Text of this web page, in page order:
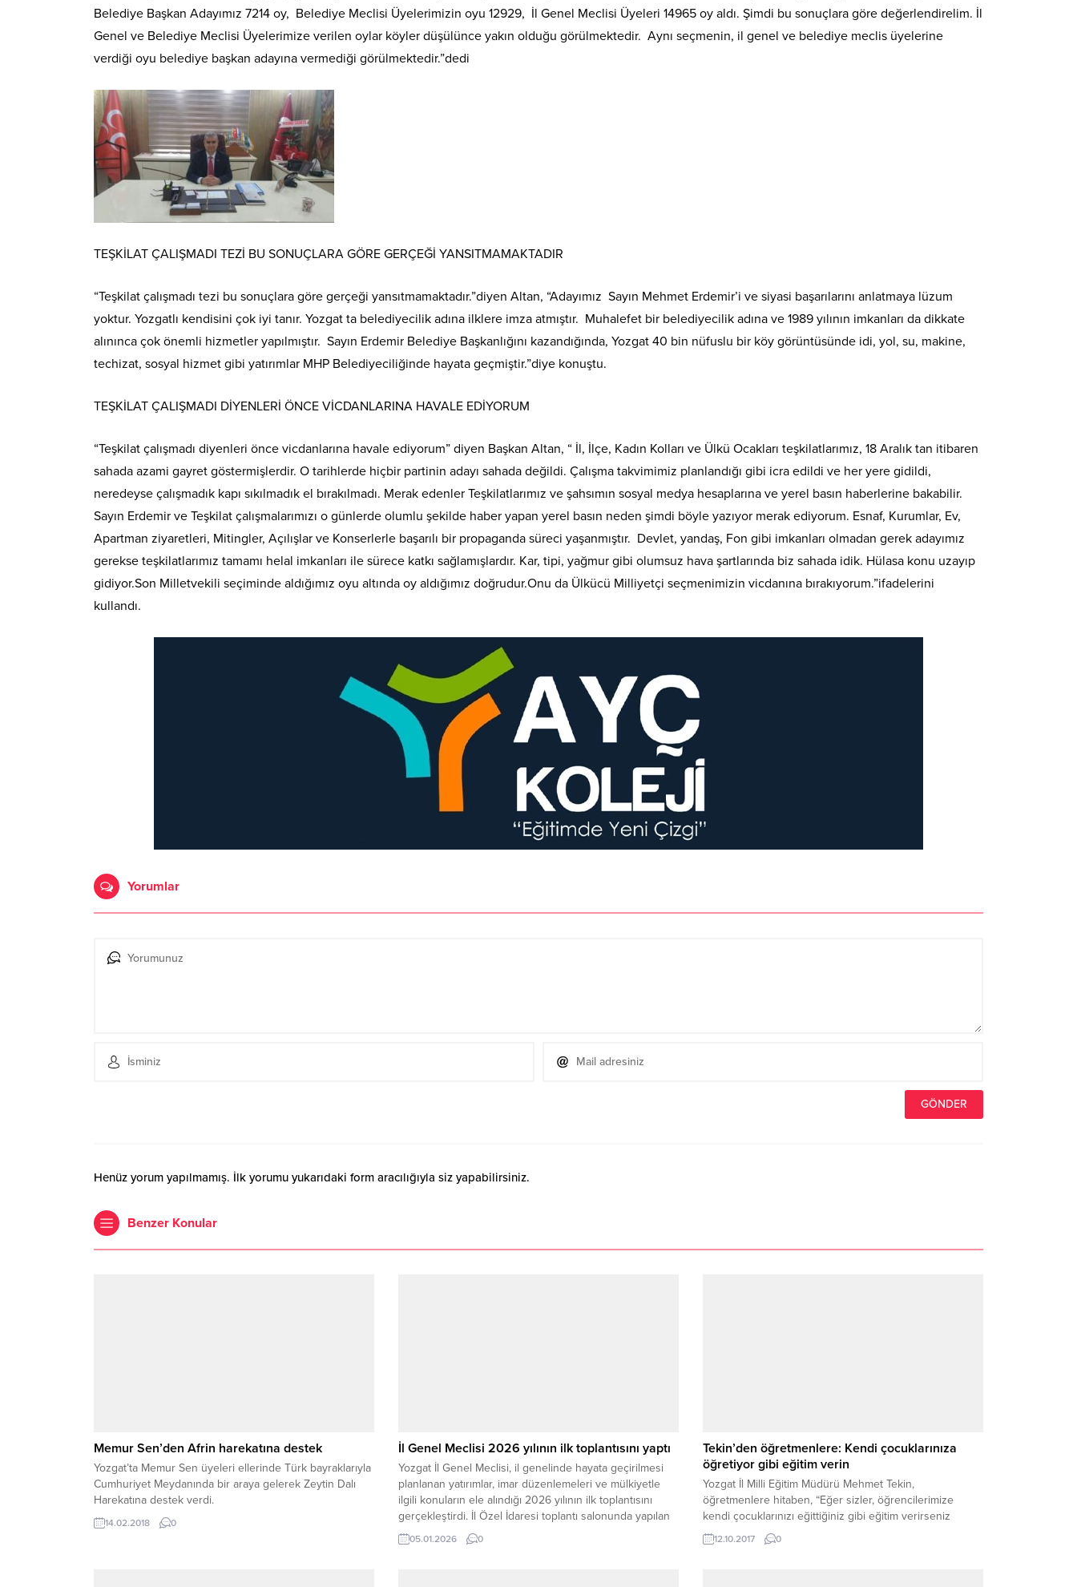
Belediye Başkan Adayımız 7214 oy, Belediye Meclisi Üyelerimizin oyu 12929, İl Genel Meclisi Üyeleri 14965 oy aldı. Şimdi bu sonuçlara göre değerlendirelim. İl
Genel ve Belediye Meclisi Üyelerimize verilen oylar köyler düşülünce yakın olduğu görülmektedir. Aynı seçmenin, il genel ve belediye meclis üyelerine
verdiği oyu belediye başkan adayına vermediği görülmektedir.”dedi
TEŞKİLAT ÇALIŞMADI TEZİ BU SONUÇLARA GÖRE GERÇEĞİ YANSITMAMAKTADIR
“Teşkilat çalışmadı tezi bu sonuçlara göre gerçeği yansıtmamaktadır.”diyen Altan, “Adayımız Sayın Mehmet Erdemir’i ve siyasi başarılarını anlatmaya lüzum
yoktur. Yozgatlı kendisini çok iyi tanır. Yozgat ta belediyecilik adına ilklere imza atmıştır. Muhalefet bir belediyecilik adına ve 1989 yılının imkanları da dikkate
alınınca çok önemli hizmetler yapılmıştır. Sayın Erdemir Belediye Başkanlığını kazandığında, Yozgat 40 bin nüfuslu bir köy görüntüsünde idi, yol, su, makine,
techizat, sosyal hizmet gibi yatırımlar MHP Belediyeciliğinde hayata geçmiştir.”diye konuştu.
TEŞKİLAT ÇALIŞMADI DİYENLERİ ÖNCE VİCDANLARINA HAVALE EDİYORUM
“Teşkilat çalışmadı diyenleri önce vicdanlarına havale ediyorum” diyen Başkan Altan, “ İl, İlçe, Kadın Kolları ve Ülkü Ocakları teşkilatlarımız, 18 Aralık tan itibaren
sahada azami gayret göstermişlerdir. O tarihlerde hiçbir partinin adayı sahada değildi. Çalışma takvimimiz planlandığı gibi icra edildi ve her yere gidildi,
neredeyse çalışmadık kapı sıkılmadık el bırakılmadı. Merak edenler Teşkilatlarımız ve şahsımın sosyal medya hesaplarına ve yerel basın haberlerine bakabilir.
Sayın Erdemir ve Teşkilat çalışmalarımızı o günlerde olumlu şekilde haber yapan yerel basın neden şimdi böyle yazıyor merak ediyorum. Esnaf, Kurumlar, Ev,
Apartman ziyaretleri, Mitingler, Açılışlar ve Konserlerle başarılı bir propaganda süreci yaşanmıştır. Devlet, yandaş, Fon gibi imkanları olmadan gerek adayımız
gerekse teşkilatlarımız tamamı helal imkanları ile sürece katkı sağlamışlardır. Kar, tipi, yağmur gibi olumsuz hava şartlarında biz sahada idik. Hülasa konu uzayıp
gidiyor.Son Milletvekili seçiminde aldığımız oyu altında oy aldığımız doğrudur.Onu da Ülkücü Milliyetçi seçmenimizin vicdanına bırakıyorum.”ifadelerini
kullandı.
Yorumlar
Henüz yorum yapılmamış. İlk yorumu yukarıdaki form aracılığıyla siz yapabilirsiniz.
Benzer Konular
Memur Sen’den Afrin harekatına destek
Yozgat’ta Memur Sen üyeleri ellerinde Türk bayraklarıyla
Cumhuriyet Meydanında bir araya gelerek Zeytin Dalı
Harekatına destek verdi.
14.02.2018 0
İl Genel Meclisi 2026 yılının ilk toplantısını yaptı
Yozgat İl Genel Meclisi, il genelinde hayata geçirilmesi
planlanan yatırımlar, imar düzenlemeleri ve mülkiyetle
ilgili konuların ele alındığı 2026 yılının ilk toplantısını
gerçekleştirdi. İl Özel İdaresi toplantı salonunda yapılan
oturumda önemli gündem maddeleri masaya yatırıldı.
Meclis Başkanı Adnan Ünal başkanlığında
05.01.2026 0
Tekin’den öğretmenlere: Kendi çocuklarınıza
öğretiyor gibi eğitim verin
Yozgat İl Milli Eğitim Müdürü Mehmet Tekin,
öğretmenlere hitaben, “Eğer sizler, öğrencilerimize
kendi çocuklarınızı eğittiğiniz gibi eğitim verirseniz
sizlerin çocukları da öğretmenlerinden aynı şekilde
eğitim alacaklardır. Bu bir empati meselesidir.”dedi.
12.10.2017 0